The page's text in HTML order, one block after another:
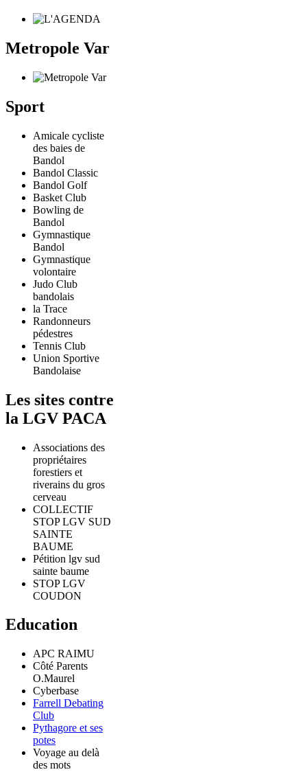
Metropole Var
Sport
Amicale cycliste
des baies de
Bandol
Bandol Classic
Bandol Golf
Basket Club
Bowling de
Bandol
Gymnastique
Bandol
Gymnastique
volontaire
Judo Club
bandolais
la Trace
Randonneurs
pédestres
Tennis Club
Union Sportive
Bandolaise
Les sites contre
la LGV PACA
Associations des
propriétaires
forestiers et
riverains du gros
cerveau
COLLECTIF
STOP LGV SUD
SAINTE
BAUME
Pétition lgv sud
sainte baume
STOP LGV
COUDON
Education
APC RAIMU
Côté Parents
O.Maurel
Cyberbase
Farrell Debating
Club
Pythagore et ses
potes
Voyage au delà
des mots